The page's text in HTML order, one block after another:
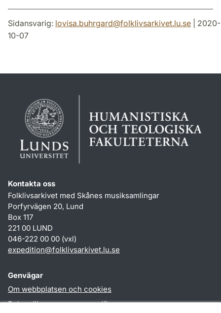
Sidansvarig: lovisa.buhrgard@folklivsarkivet.lu.se | 2020-
10-07
Kontakta oss
Folklivsarkivet med Skånes musiksamlingar
Porfyrvägen 20, Lund
Box 117
221 00 LUND
046-222 00 00 (vxl)
expedition@folklivsarkivet.lu.se
Genvägar
Om webbplatsen och cookies
Behandling av personuppgifter